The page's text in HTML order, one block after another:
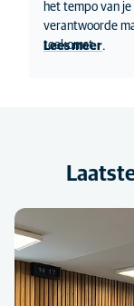
het tempo van
verantwoorde
toekomst.
Lees meer.